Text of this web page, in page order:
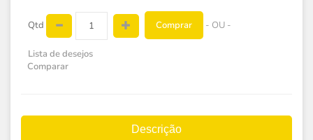
Qtd Comprar - OU -
Lista de desejos
Comparar
Descrição